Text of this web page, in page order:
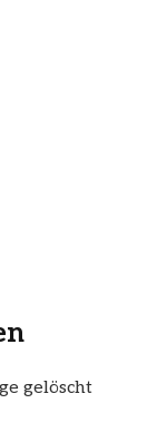
gelöscht